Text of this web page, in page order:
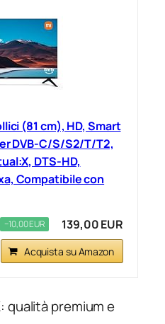
(81 cm), HD, Smart
DVB-C/S/S2/T/T2,
DTS-HD,
Compatibile con
−10,00 EUR 139,00 EUR
Acquista su Amazon
qualità premium e